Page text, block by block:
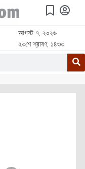
আগস্ট ৭, ২০২৬
২৩শে শ্রাবণ, ১৪৩৩